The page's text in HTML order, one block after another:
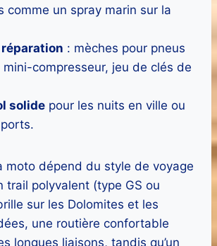
comme un spray marin sur la
: mèches pour pneus
compresseur, jeu de clés de
solide pour les nuits en ville ou
moto dépend du style de voyage
trail polyvalent (type GS ou
sur les Dolomites et les
une routière confortable
longues liaisons, tandis qu’un